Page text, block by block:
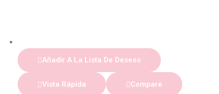
Añadir A La Lista De Deseos
Vista Rápida Compare